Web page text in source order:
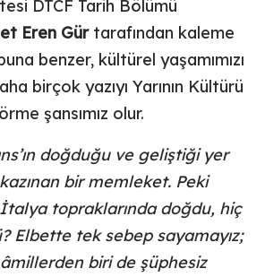
DTCF Tarih Bölümü
Eren Gürtarafından kaleme
benzer, kültürel yaşamımızı
birçok yazıyı Yarının Kültürü
şansımız olur.
doğduğu ve geliştiği yer
bir memleket. Peki
topraklarında doğdu, hiç
Elbette tek sebep sayamayız;
biri de şüphesiz